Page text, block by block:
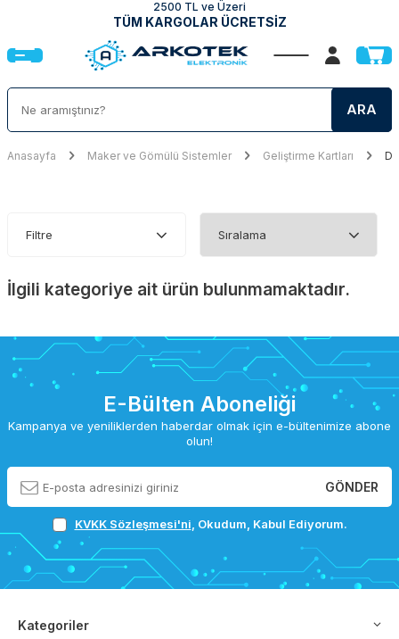
2500 TL ve Üzeri
TÜM KARGOLAR ÜCRETSİZ
ARA
Anasayfa Maker ve Gömülü Sistemler Geliştirme Kartları
Filtre
İlgili kategoriye ait ürün bulunmamaktadır.
E-Bülten Aboneliği
Kampanya ve yeniliklerden haberdar olmak için e-bültenimize abone
olun!
GÖNDER
KVKK Sözleşmesi'ni , Okudum, Kabul Ediyorum.
Kategoriler